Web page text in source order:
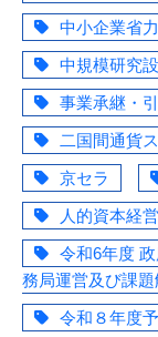
中小企業省
中規模研究
事業承継・
二国間通貨
京セラ
人的資本経
令和6年度
務局運営及び課
令和８年度